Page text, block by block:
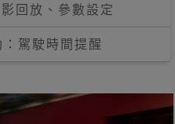
回放、參數設定
駕駛時間提醒